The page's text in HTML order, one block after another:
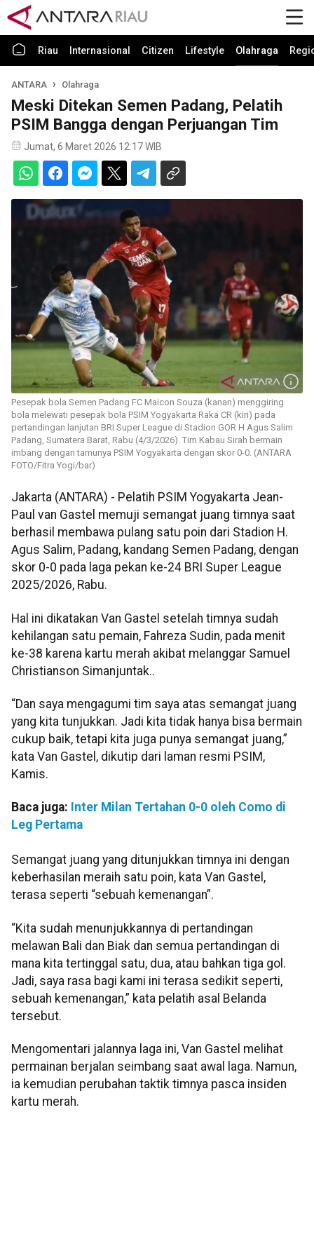
Riau Internasional Citizen Lifestyle Olahraga
ANTARA Olahraga
Meski Ditekan Semen Padang, Pelatih
PSIM Bangga dengan Perjuangan Tim
Jumat, 6 Maret 2026 12:17 WIB
Pesepak bola Semen Padang FC Maicon Souza (kanan) menggiring
bola melewati pesepak bola PSIM Yogyakarta Raka CR (kiri) pada
pertandingan lanjutan BRI Super League di Stadion GOR H Agus Salim
Padang, Sumatera Barat, Rabu (4/3/2026). Tim Kabau Sirah bermain
imbang dengan tamunya PSIM Yogyakarta dengan skor 0-0. (ANTARA
FOTO/Fitra Yogi/bar)
Jakarta (ANTARA) - Pelatih PSIM Yogyakarta Jean-
Paul van Gastel memuji semangat juang timnya saat
berhasil membawa pulang satu poin dari Stadion H.
Agus Salim, Padang, kandang Semen Padang, dengan
skor 0-0 pada laga pekan ke-24 BRI Super League
2025/2026, Rabu.
Hal ini dikatakan Van Gastel setelah timnya sudah
kehilangan satu pemain, Fahreza Sudin, pada menit
ke-38 karena kartu merah akibat melanggar Samuel
Christianson Simanjuntak..
“Dan saya mengagumi tim saya atas semangat juang
yang kita tunjukkan. Jadi kita tidak hanya bisa bermain
cukup baik, tetapi kita juga punya semangat juang,”
kata Van Gastel, dikutip dari laman resmi PSIM,
Kamis.
Baca juga: Inter Milan Tertahan 0-0 oleh Como di
Leg Pertama
Semangat juang yang ditunjukkan timnya ini dengan
keberhasilan meraih satu poin, kata Van Gastel,
terasa seperti “sebuah kemenangan”.
“Kita sudah menunjukkannya di pertandingan
melawan Bali dan Biak dan semua pertandingan di
mana kita tertinggal satu, dua, atau bahkan tiga gol.
Jadi, saya rasa bagi kami ini terasa sedikit seperti,
sebuah kemenangan,” kata pelatih asal Belanda
tersebut.
Mengomentari jalannya laga ini, Van Gastel melihat
permainan berjalan seimbang saat awal laga. Namun,
ia kemudian perubahan taktik timnya pasca insiden
kartu merah.